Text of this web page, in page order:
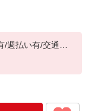
払い有/交通費